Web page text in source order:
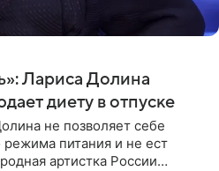
Лариса Долина
диету в отпуске
не позволяет себе
режима питания и не ест
артистка России